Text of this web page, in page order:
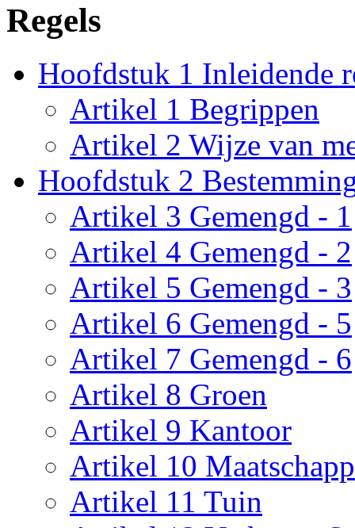
Regels
Hoofdstuk 1 Inleidende
Artikel 1 Begrippen
Artikel 2 Wijze van
Hoofdstuk 2
Artikel 3 Gemengd - 1
Artikel 4 Gemengd - 2
Artikel 5 Gemengd - 3
Artikel 6 Gemengd - 5
Artikel 7 Gemengd - 6
Artikel 8 Groen
Artikel 9 Kantoor
Artikel 10
Artikel 11 Tuin